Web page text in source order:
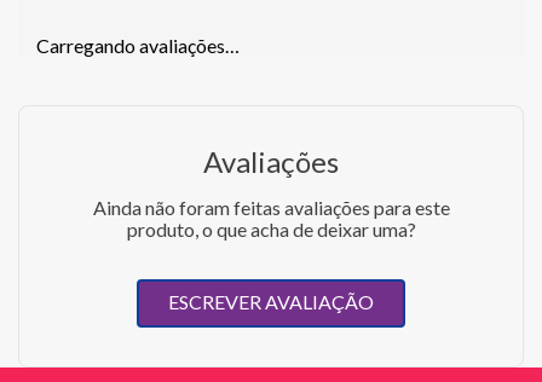
Carregando avaliações…
Avaliações
Ainda não foram feitas avaliações para este
produto, o que acha de deixar uma?
ESCREVER AVALIAÇÃO